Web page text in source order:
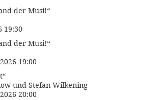
der Musi!“
19:30
der Musi!“
19:00
und Stefan Wilkening
20:00